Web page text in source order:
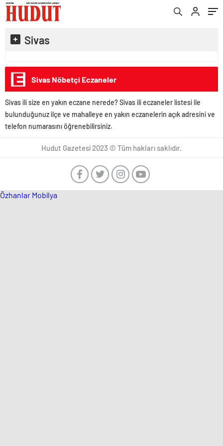
Sivas
Sivas Nöbetçi Eczaneler
Sivas ili size en yakın eczane nerede? Sivas ili eczaneler listesi ile
bulunduğunuz ilçe ve mahalleye en yakın eczanelerin açık adresini ve
telefon numarasını öğrenebilirsiniz.
Hudut Gazetesi 2023 © Tüm hakları saklıdır.
Özhanlar Mobilya